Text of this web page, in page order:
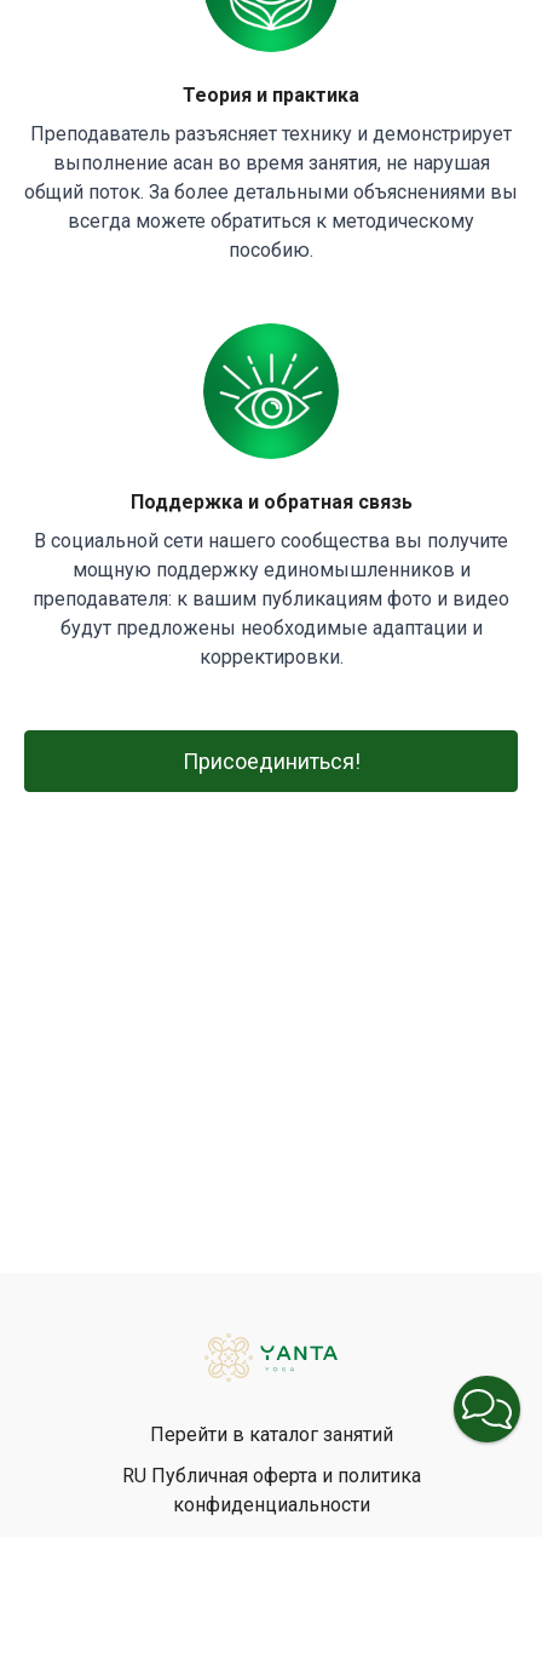
Теория и практика
Преподаватель разъясняет технику и демонстрирует
выполнение асан во время занятия, не нарушая
общий поток. За более детальными объяснениями вы
всегда можете обратиться к методическому
пособию.
Поддержка и обратная связь
В социальной сети нашего сообщества вы получите
мощную поддержку единомышленников и
преподавателя: к вашим публикациям фото и видео
будут предложены необходимые адаптации и
корректировки.
Присоединиться!
Перейти в каталог занятий
RU Публичная оферта и политика
конфиденциальности